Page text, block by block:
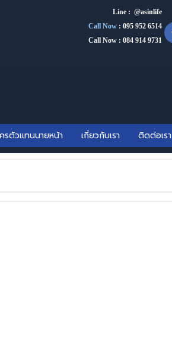
Line : @asinlife
Call Now : 095 952 6514
Call Now : 084 914 9731
รตัวแทนนายหน้า เกี่ยวกับเรา ติดต่อเรา